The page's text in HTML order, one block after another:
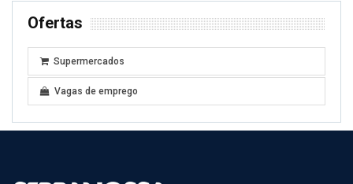
Ofertas
Supermercados
Vagas de emprego